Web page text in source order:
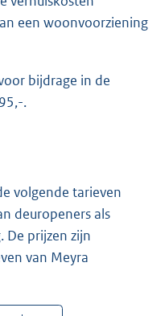
een woonvoorziening
bijdrage in de
.
volgende tarieven
deuropeners als
De prijzen zijn
van Meyra